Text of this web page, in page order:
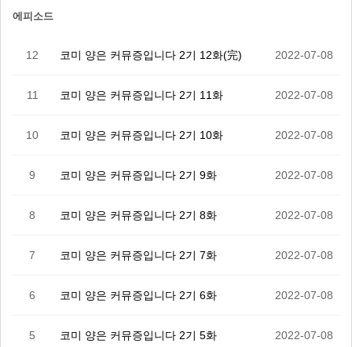
에피소드
12 코미 양은 커뮤증입니다 2기 12화(完) 2022-07-08
11 코미 양은 커뮤증입니다 2기 11화 2022-07-08
10 코미 양은 커뮤증입니다 2기 10화 2022-07-08
9 코미 양은 커뮤증입니다 2기 9화 2022-07-08
8 코미 양은 커뮤증입니다 2기 8화 2022-07-08
7 코미 양은 커뮤증입니다 2기 7화 2022-07-08
6 코미 양은 커뮤증입니다 2기 6화 2022-07-08
5 코미 양은 커뮤증입니다 2기 5화 2022-07-08